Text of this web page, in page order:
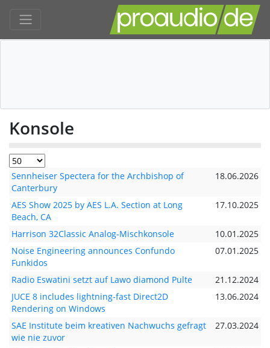
Konsole
Sennheiser Spectera for the Archbishop of
Canterbury
18.06.2026
AES Show 2025 by AES L.A. Section at Long
Beach, CA
17.10.2025
Harrison 32Classic Analog-Mischkonsole
10.01.2025
Noise Engineering announces Confundo
Funkidos
07.01.2025
Radio Eswatini setzt auf Lawo diamond Pulte
21.12.2024
JUCE 8 includes lightning-fast Direct2D
Rendering on Windows
13.06.2024
SAE Institute beim kreativen Nachwuchs gefragt
wie nie zuvor
27.03.2024